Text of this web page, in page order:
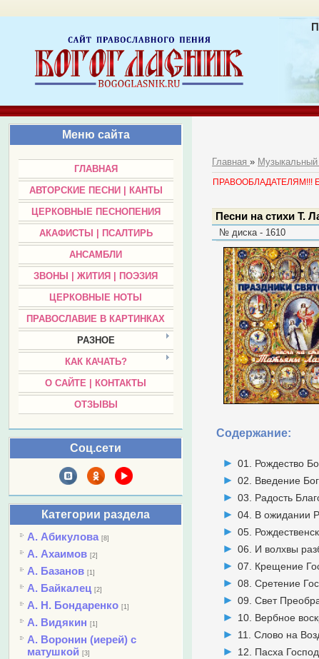
Меню сайта
ГЛАВНАЯ
АВТОРСКИЕ ПЕСНИ | КАНТЫ
ЦЕРКОВНЫЕ ПЕСНОПЕНИЯ
АКАФИСТЫ | ПСАЛТИРЬ
АНСАМБЛИ
ЗВОНЫ | ЖИТИЯ | ПОЭЗИЯ
ЦЕРКОВНЫЕ НОТЫ
ПРАВОСЛАВИЕ В КАРТИНКАХ
РАЗНОЕ
КАК КАЧАТЬ?
О САЙТЕ | КОНТАКТЫ
ОТЗЫВЫ
Соц.сети
Категории раздела
А. Абикулова [8]
А. Ахаимов [2]
А. Базанов [1]
А. Байкалец [2]
А. Н. Бондаренко [1]
А. Видякин [1]
А. Воронин (иерей) с
матушкой [3]
Главная » Музыкальный
ПРАВООБЛАДАТЕЛЯМ!!!
Песни на стихи Т.
№ диска - 1610
Содержание:
01. Рождество
02. Введение
03. Радость
04. В ожидании
05.
06. И волхвы
07. Крещение
08. Сретение
09. Свет
10. Вербное
11. Слово на
12. Пасха